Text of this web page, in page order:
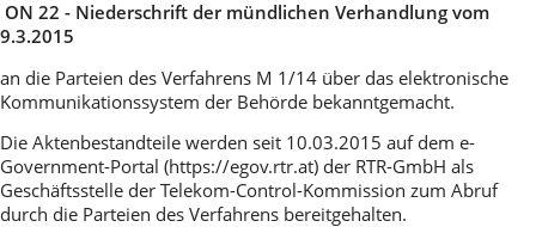
ON 22 - Niederschrift der mündlichen Verhandlung vom
9.3.2015
an die Parteien des Verfahrens M 1/14 über das elektronische
Kommunikationssystem der Behörde bekanntgemacht.
Die Aktenbestandteile werden seit 10.03.2015 auf dem e-
Government-Portal (https://egov.rtr.at) der RTR-GmbH als
Geschäftsstelle der Telekom-Control-Kommission zum Abruf
durch die Parteien des Verfahrens bereitgehalten.